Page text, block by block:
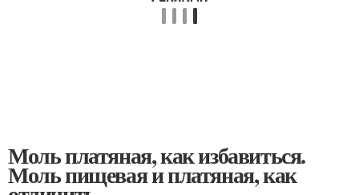
Моль платяная, как избавиться.
Моль пищевая и платяная, как